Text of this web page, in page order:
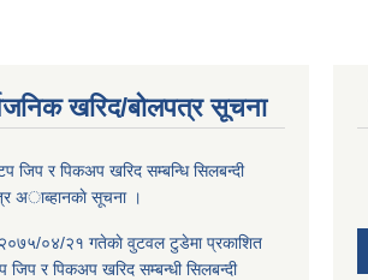
खरिद/बोलपत्र सूचना
जिप र पिकअप खरिद सम्बन्धि सिलबन्दी
अाब्हानकाे सूचना ।
२०७५/०४/२१ गतेकाे वुटवल टुडेमा प्रकाशित
जिप र पिकअप खरिद सम्बन्धी सिलबन्दी